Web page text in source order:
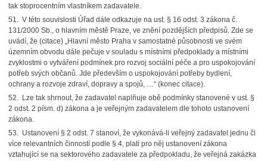
tak stoprocentním vlastníkem zadavatele.
51. V této souvislosti Úřad dále odkazuje na ust. § 16 odst. 3 zákona č.
131/2000 Sb., o hlavním městě Praze, ve znění pozdějších předpisů. Zde se
uvádí, že (citace) „Hlavní město Praha v samostatné působnosti ve svém
územním obvodu dále pečuje v souladu s místními předpoklady a místními
zvyklostmi o vytváření podmínek pro rozvoj sociální péče a pro uspokojování
potřeb svých občanů. Jde především o uspokojování potřeby bydlení,
ochrany a rozvoje zdraví, dopravy a spojů, …“ (konec citace).
52. Lze tak shrnout, že zadavatel naplňuje obě podmínky stanovené v ust. §
2 odst. 2 písm. d) zákona a je veřejným zadavatelem dle tohoto ustanovení
zákona.
53. Ustanovení § 2 odst. 7 stanoví, že vykonává-li veřejný zadavatel jednu či
více relevantních činností podle § 4, platí pro něj ustanovení zákona
vztahující se na sektorového zadavatele za předpokladu, že veřejná zakázka